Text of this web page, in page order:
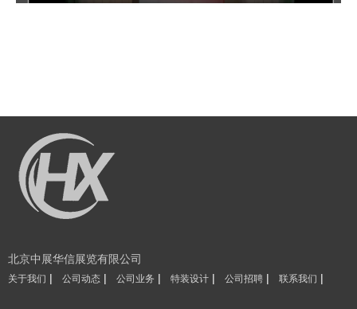
北京中展华信展览有限公司
关于我们 | 公司动态 | 公司业务 | 特装设计 | 公司招聘 | 联系我们 |